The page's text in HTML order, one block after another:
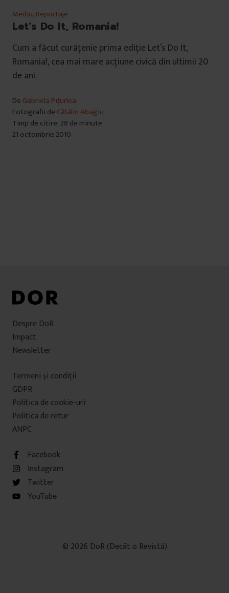
Mediu,Reportaje
Let’s Do It, Romania!
Cum a făcut curățenie prima ediție Let’s Do It,
Romania!, cea mai mare acţiune civică din ultimii 20
de ani.
De Gabriela Pițurlea
Fotografii de Cătălin Abagiu
Timp de citire: 28 de minute
21 octombrie 2010
Despre DoR
Impact
Newsletter
Termeni şi condiţii
GDPR
Politica de cookie-uri
Politica de retur
ANPC
Facebook
Instagram
Twitter
YouTube
© 2026 DoR (Decât o Revistă)